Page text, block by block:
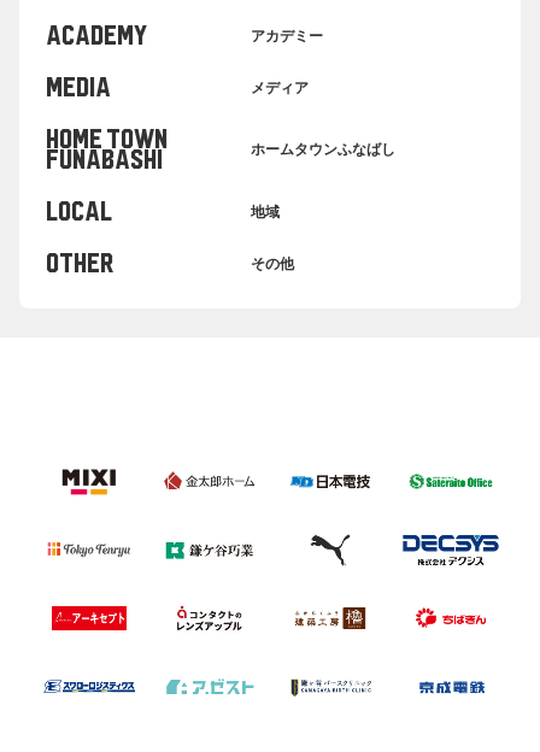
ACADEMY アカデミー
MEDIA メディア
HOME TOWN
FUNABASHI ホームタウンふなばし
LOCAL 地域
OTHER その他